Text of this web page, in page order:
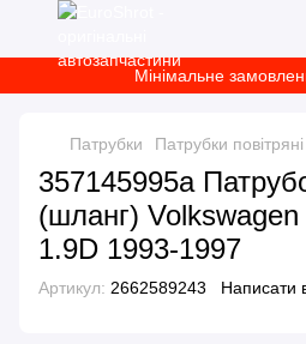
Мінімальне
Патрубки Патрубки повітряні
357145995a
(шланг)
1.9D 1993-1997
Артикул: 2662589243 Написати